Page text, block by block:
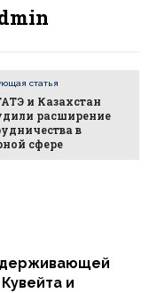
и
статья
и Казахстан
расширение
в
сфере